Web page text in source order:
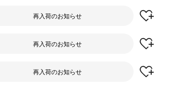
再入荷のお知らせ
再入荷のお知らせ
再入荷のお知らせ